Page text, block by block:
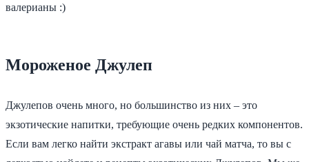
валерианы :)
Мороженое Джулеп
Джулепов очень много, но большинство из них – это
экзотические напитки, требующие очень редких компонентов.
Если вам легко найти экстракт агавы или чай матча, то вы с